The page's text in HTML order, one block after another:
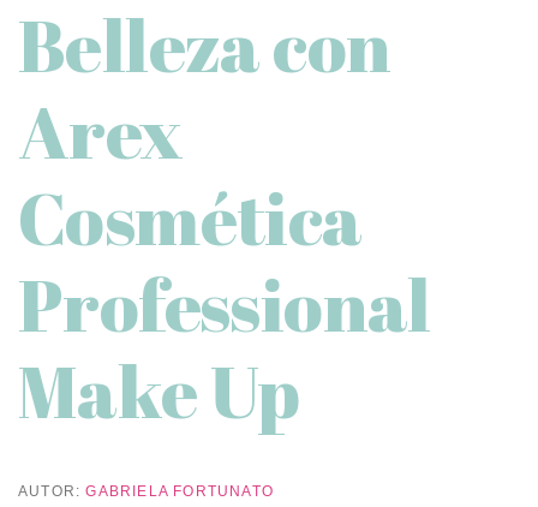
Belleza con
Arex
Cosmética
Professional
Make Up
AUTOR:GABRIELA FORTUNATO